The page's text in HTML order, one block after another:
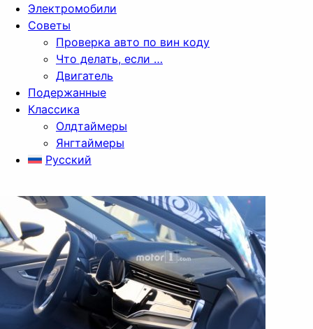
Электромобили
Советы
Проверка авто по вин коду
Что делать, если …
Двигатель
Подержанные
Классика
Олдтаймеры
Янгтаймеры
Русский